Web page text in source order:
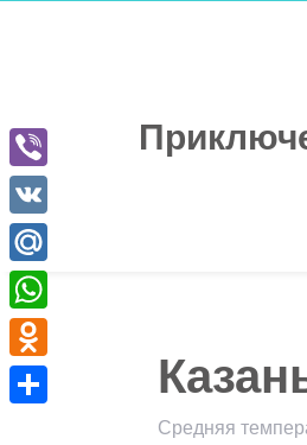
Средняя
Viber
VK
Mail.Ru
WhatsApp
Odnoklassniki